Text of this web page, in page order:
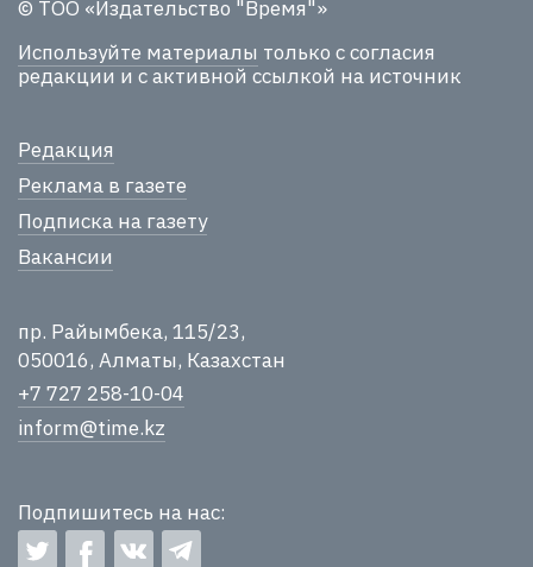
© ТОО «Издательство "Время"»
Используйте материалы только с согласия
редакции и с активной ссылкой на источник
Редакция
Реклама в газете
Подписка на газету
Вакансии
пр. Райымбека, 115/23,
050016, Алматы, Казахстан
+7 727 258-10-04
inform@time.kz
Подпишитесь на нас: